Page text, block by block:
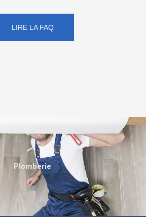
LIRE LA FAQ
Plomberie